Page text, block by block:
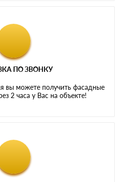
ПО ЗВОНКУ
вы можете получить фасадные
2 часа у Вас на объекте!